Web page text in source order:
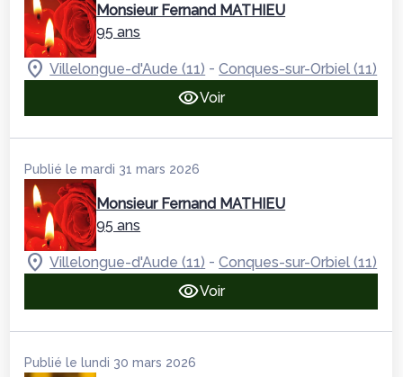
Monsieur Fernand MATHIEU
95 ans
Villelongue-d'Aude (11) -Conques-sur-Orbiel (11)
Voir
Publié le mardi 31 mars 2026
Monsieur Fernand MATHIEU
95 ans
Villelongue-d'Aude (11) -Conques-sur-Orbiel (11)
Voir
Publié le lundi 30 mars 2026